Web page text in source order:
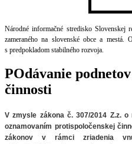
Národné informačné stredisko Slovenskej
zameraného na slovenské obce a
s predpokladom stabilného rozvoja.
POdávanie
činnosti
V zmysle zákona č. 307/2014 Z.z.
oznamovaním protispoločenskej
zákonov v rámci zriadenia